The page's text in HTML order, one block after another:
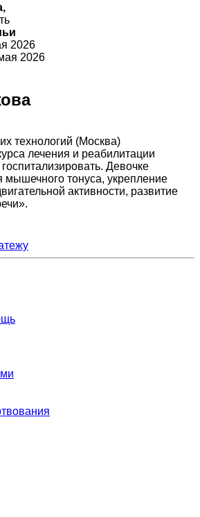
2026
2026
технологий (Москва)
лечения и реабилитации
Девочке
мышечного тонуса, укрепление
активности, развитие